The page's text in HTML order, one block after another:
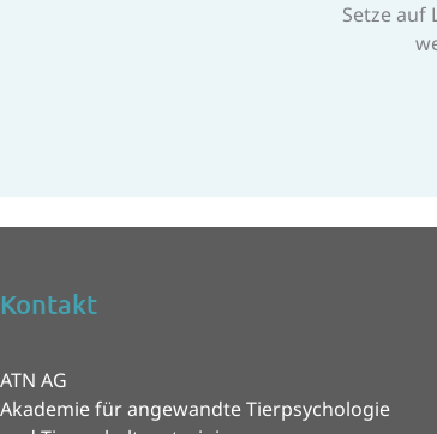
Setze auf
Kontakt
ATN AG
Akademie für angewandte Tierpsychologie